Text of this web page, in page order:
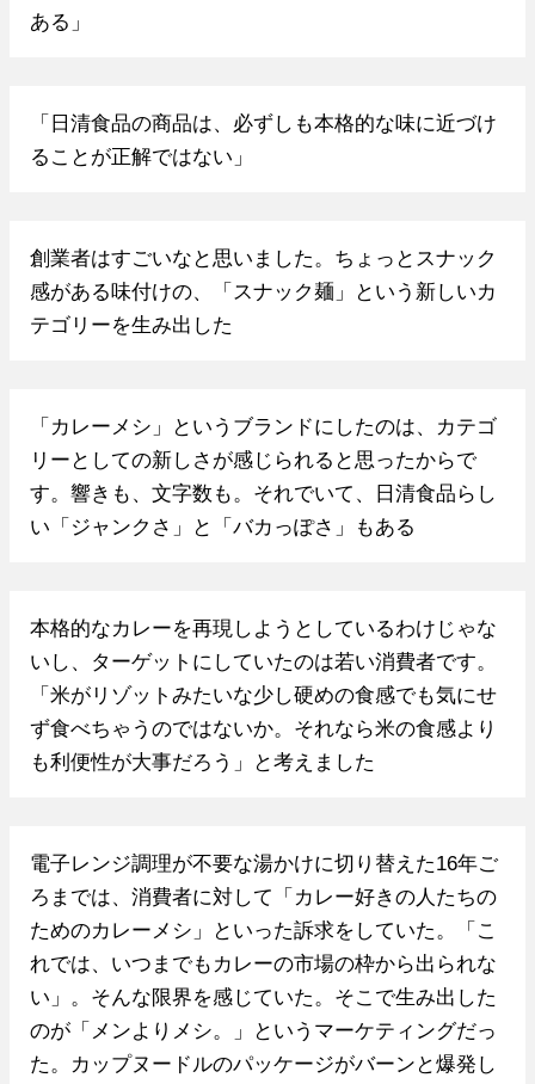
ある」
「日清食品の商品は、必ずしも本格的な味に近づけ
ることが正解ではない」
創業者はすごいなと思いました。ちょっとスナック
感がある味付けの、「スナック麺」という新しいカ
テゴリーを生み出した
「カレーメシ」というブランドにしたのは、カテゴ
リーとしての新しさが感じられると思ったからで
す。響きも、文字数も。それでいて、日清食品らし
い「ジャンクさ」と「バカっぽさ」もある
本格的なカレーを再現しようとしているわけじゃな
いし、ターゲットにしていたのは若い消費者です。
「米がリゾットみたいな少し硬めの食感でも気にせ
ず食べちゃうのではないか。それなら米の食感より
も利便性が大事だろう」と考えました
電子レンジ調理が不要な湯かけに切り替えた16年ご
ろまでは、消費者に対して「カレー好きの人たちの
ためのカレーメシ」といった訴求をしていた。「こ
れでは、いつまでもカレーの市場の枠から出られな
い」。そんな限界を感じていた。そこで生み出した
のが「メンよりメシ。」というマーケティングだっ
た。カップヌードルのパッケージがバーンと爆発し